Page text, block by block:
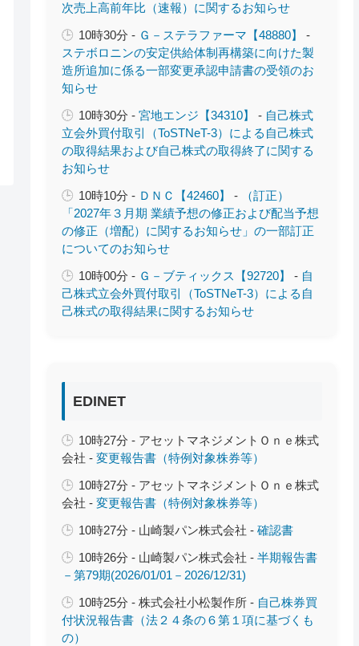
次売上高前年比（速報）に関するお知らせ
10時30分 - Ｇ－ステラファーマ【48880】
-
ステボロニンの安定供給体制再構築に向けた製
造所追加に係る一部変更承認申請書の受領のお
知らせ
10時30分 -宮地エンジ【34310】 - 自己株式
立会外買付取引（ToSTNeT-3）による自己株式
の取得結果および自己株式の取得終了に関する
お知らせ
10時10分 - ＤＮＣ【42460】 -
（訂正）
「2027年３月期 業績予想の修正および配当予想
の修正（増配）に関するお知らせ」の一部訂正
についてのお知らせ
10時00分 - Ｇ－ブティックス【92720】 - 自
己株式立会外買付取引（ToSTNeT-3）による自
己株式の取得結果に関するお知らせ
EDINET
10時27分 - アセットマネジメントＯｎｅ株式
会社 -変更報告書（特例対象株券等）
10時27分 - アセットマネジメントＯｎｅ株式
会社 -変更報告書（特例対象株券等）
10時27分 - 山崎製パン株式会社 -確認書
10時26分 - 山崎製パン株式会社 -半期報告書
－第79期(2026/01/01－2026/12/31)
10時25分 - 株式会社小松製作所 - 自己株券買
付状況報告書（法２４条の６第１項に基づくも
の）